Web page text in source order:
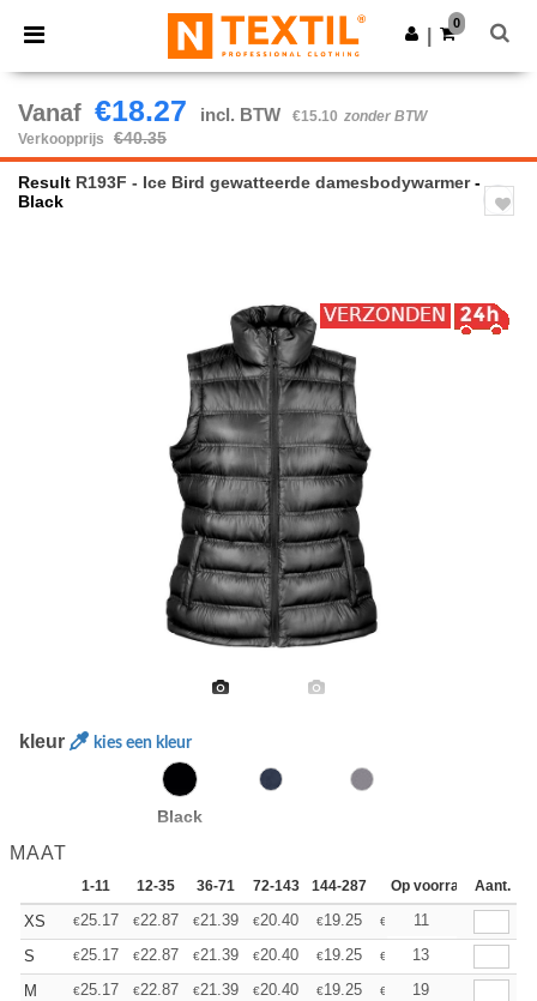
× Ntextil-app
Betere prijzen in de app!
Download app
0
Vanaf €18.27 incl. BTW €15.10 zonder BTW
Verkoopprijs
€40.35
Result R193F - Ice Bird gewatteerde damesbodywarmer-
Black
kleur kies een kleur
Black
MAAT
1-11 12-35 36-71 72-143 144-287 288 + Meer
Op voorraadAant.
XS €25.17 €22.87 €21.39 €20.40 €19.25 € 18.27
11
S
€25.17 €22.87 €21.39 €20.40 €19.25 € 18.27
13
M
€25.17 €22.87 €21.39 €20.40 €19.25 € 18.27
19